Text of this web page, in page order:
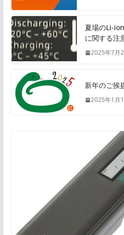
夏場のLi-
に関する注
2025年7月
新年のご挨
2025年1月